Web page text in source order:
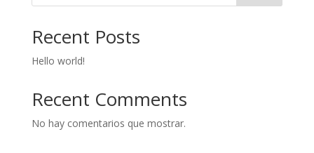
Recent Posts
Hello world!
Recent Comments
No hay comentarios que mostrar.